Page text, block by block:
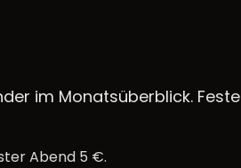
im Monatsüberblick. Feste
Abend 5 €.